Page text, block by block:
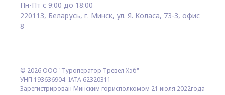
Пн-Пт с 9:00 до 18:00
220113, Беларусь, г. Минск, ул. Я. Коласа, 73-3, офис
8
© 2026 ООО "Туроператор Тревел Хэб"
УНП 193636904. IATA 62320311
Зарегистрирован Минским горисполкомом 21 июля 2022года